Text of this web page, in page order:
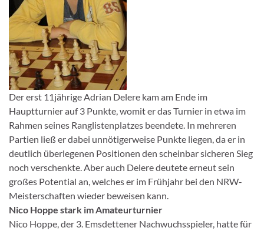
Der erst 11jährige Adrian Delere kam am Ende im
Hauptturnier auf 3 Punkte, womit er das Turnier in etwa im
Rahmen seines Ranglistenplatzes beendete. In mehreren
Partien ließ er dabei unnötigerweise Punkte liegen, da er in
deutlich überlegenen Positionen den scheinbar sicheren Sieg
noch verschenkte. Aber auch Delere deutete erneut sein
großes Potential an, welches er im Frühjahr bei den NRW-
Meisterschaften wieder beweisen kann.
Nico Hoppe stark im Amateurturnier
Nico Hoppe, der 3. Emsdettener Nachwuchsspieler, hatte für